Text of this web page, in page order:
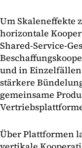
Um Skaleneffekte
horizontale
Shared-Service-
und in Einzelfällen
stärkere
gemeinsame
Über Plattformen